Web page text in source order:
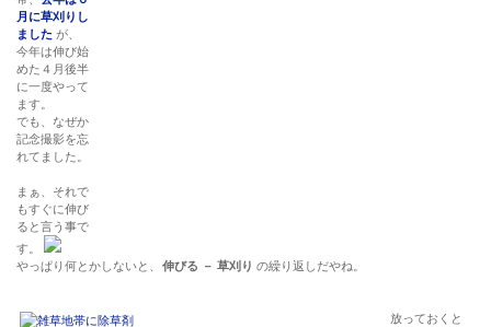
月に草刈りし
ました が、
今年は伸び始
めた４月後半
に一度やって
ます。
でも、なぜか
記念撮影を忘
れてました。
まぁ、それで
もすぐに伸び
ると言う事で
す。
やっぱり何とかしないと、 伸びる － 草刈り の繰り返しだやね。
放っておくと